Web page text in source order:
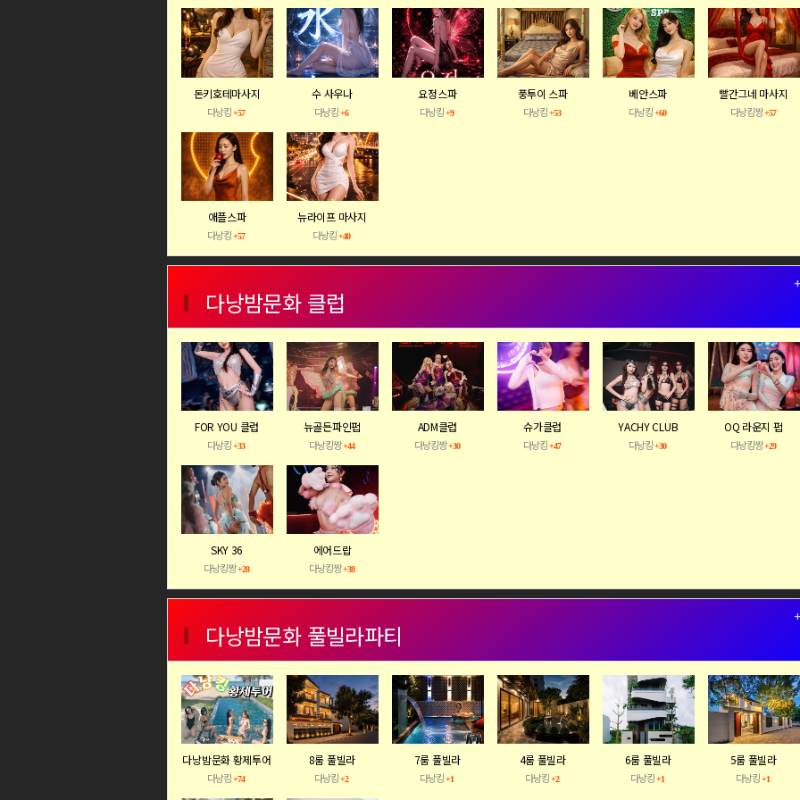
돈키호테마사지
다낭킹+57
수 사우나
다낭킹+6
요정스파
다낭킹+9
풍투이 스파
다낭킹+53
베안스파
다낭킹+60
빨간그네 마사지
다낭킹짱+57
애플스파
다낭킹+57
뉴라이프 마사지
다낭킹+40
+
다낭밤문화 클럽
FOR YOU 클럽
다낭킹+33
뉴골든파인펍
다낭킹짱+44
ADM클럽
다낭킹짱+30
슈가클럽
다낭킹+47
YACHY CLUB
다낭킹+30
OQ 라운지 펍
다낭킹짱+29
SKY 36
다낭킹짱+28
에어드랍
다낭킹짱+38
+
다낭밤문화 풀빌라파티
다낭밤문화 황제투어
(vip)
다낭킹+74
8룸 풀빌라
다낭킹+2
7룸 풀빌라
다낭킹+1
4룸 풀빌라
다낭킹+2
6룸 풀빌라
다낭킹+1
5룸 풀빌라
다낭킹+1